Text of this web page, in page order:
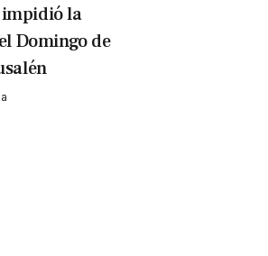
la
Domingo de